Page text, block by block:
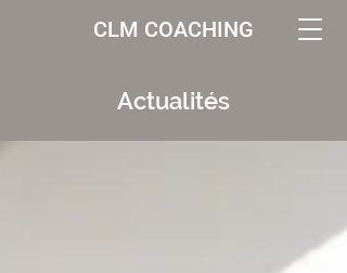
CLM COACHING
Actualités